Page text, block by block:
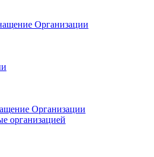
Организации
Организации
организацией